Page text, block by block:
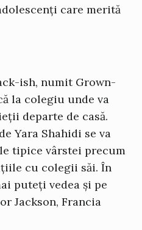
care merită
ish, numit Grown-
la colegiu unde va
departe de casă.
Yara Shahidi se va
tipice vârstei precum
cu colegii săi. În
puteți vedea și pe
Jackson, Francia